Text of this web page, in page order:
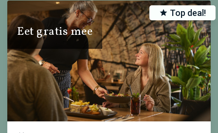
Eet gratis mee
Top deal!